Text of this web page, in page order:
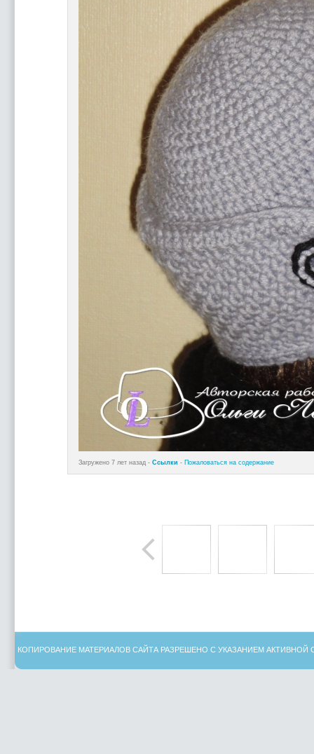
Загружено 7 лет назад - Ссылки - Пожаловаться на содержание
КОПИРОВАНИЕ МАТЕРИАЛОВ САЙТА РАЗРЕШЕНО С УКАЗАНИЕМ АКТИВНОЙ